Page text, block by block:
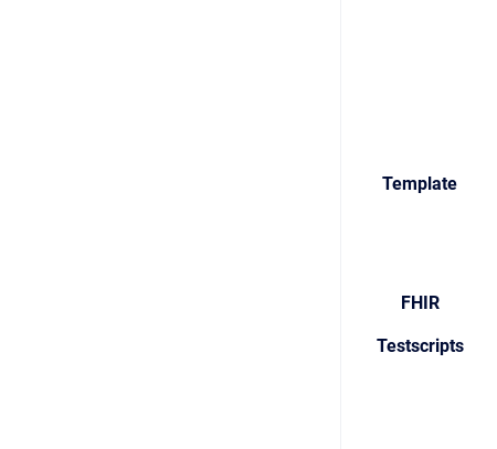
Template
FHIR
Testscripts